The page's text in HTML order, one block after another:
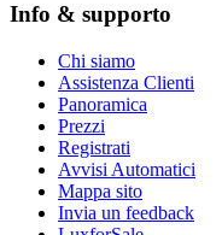
Info & supporto
Chi siamo
Assistenza Clienti
Panoramica
Prezzi
Registrati
Avvisi Automatici
Mappa sito
Invia un feedback